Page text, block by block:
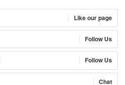
Like our page
Follow Us
Follow Us
Chat